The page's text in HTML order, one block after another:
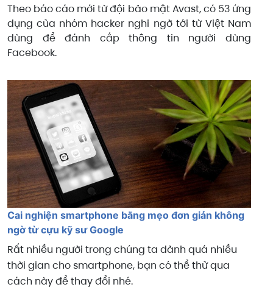
Theo báo cáo mới từ đội bảo mật Avast, có 53 ứng
dụng của nhóm hacker nghi ngờ tới từ Việt Nam
dùng để đánh cắp thông tin người dùng
Facebook.
Cai nghiện smartphone bằng mẹo đơn giản không
ngờ từ cựu kỹ sư Google
Rất nhiều người trong chúng ta dành quá nhiều
thời gian cho smartphone, bạn có thể thử qua
cách này để thay đổi nhé.